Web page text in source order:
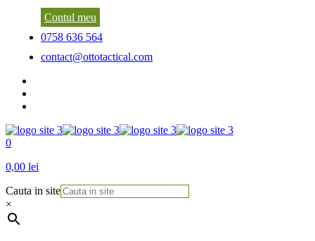
Contul meu
0758 636 564
contact@ottotactical.com
0
0,00 lei
Cauta in site
×